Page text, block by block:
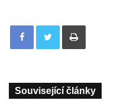
Tisknout
Související články